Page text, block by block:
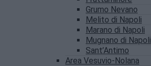
Grumo Nevano
Melito di Napoli
Marano di Napoli
Mugnano di Napoli
Sant’Antimo
Area Vesuvio-Nolana